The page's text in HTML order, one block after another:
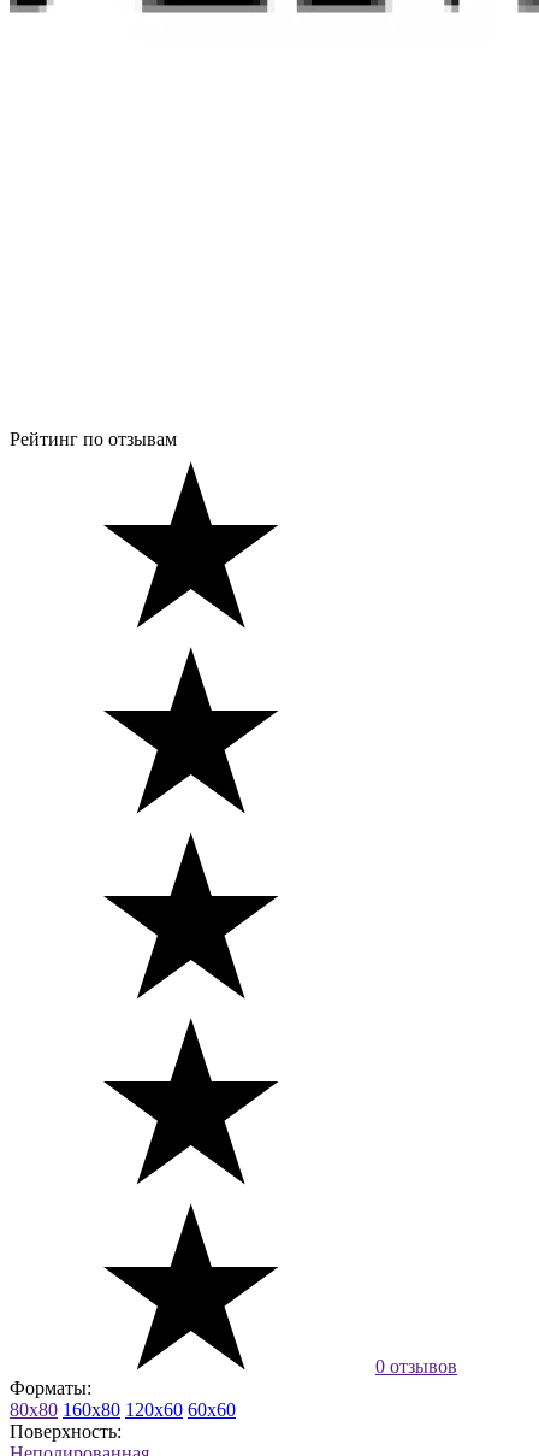
Рейтинг по отзывам
0 отзывов
Форматы:
80x80 160x80 120x60 60x60
Поверхность: